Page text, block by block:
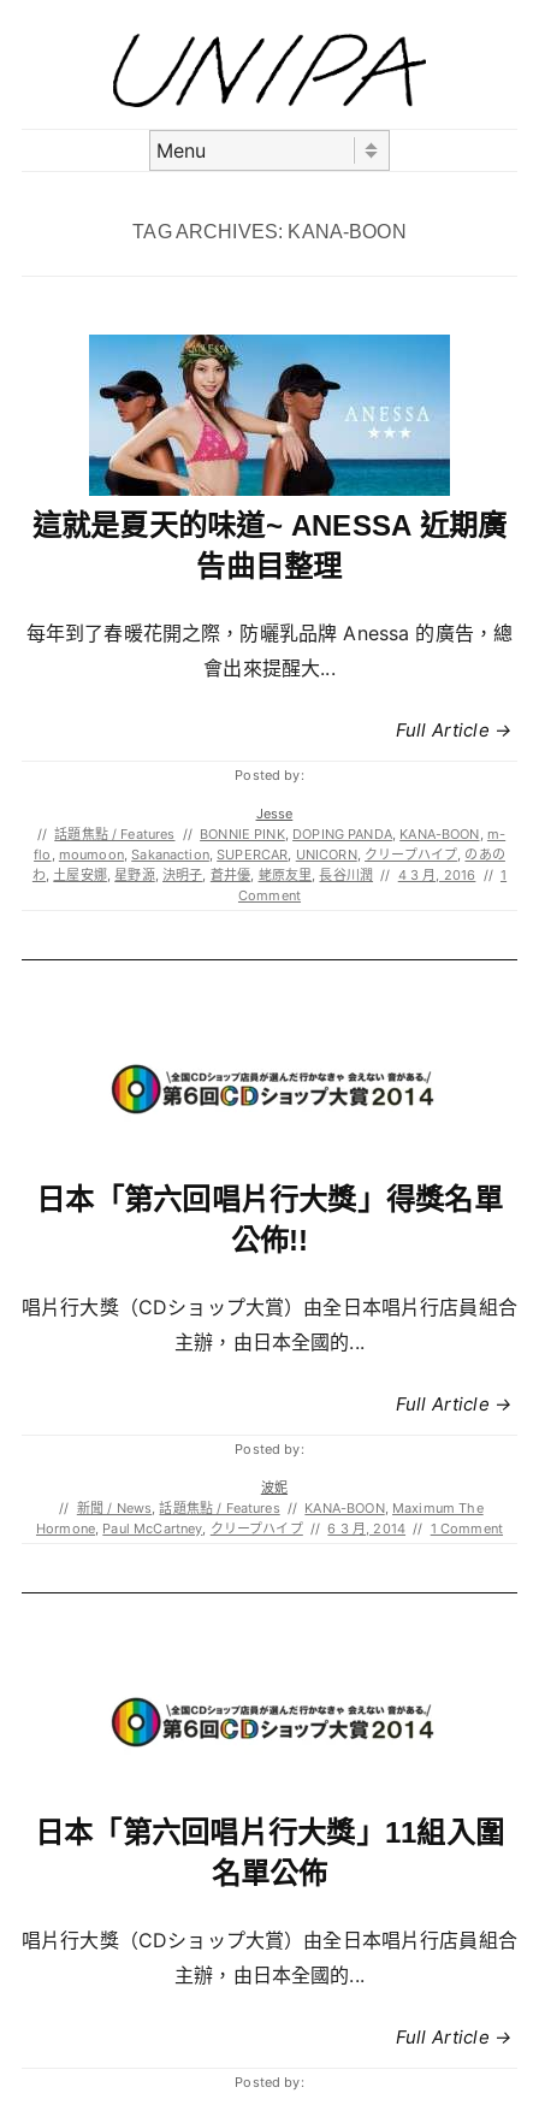
TAG ARCHIVES: KANA-BOON
這就是夏天的味道~ ANESSA 近期廣
告曲目整理
每年到了春暖花開之際，防曬乳品牌 Anessa 的廣告，總
會出來提醒大...
Full Article →
Posted by:
Jesse
// 話題焦點 / Features // BONNIE PINK, DOPING PANDA, KANA-BOON, m-
flo , moumoon,Sakanaction,SUPERCAR, UNICORN, クリープハイプ, のあの
わ, 土屋安娜,星野源,決明子, 蒼井優, 蛯原友里,長谷川潤 // 4 3 月, 2016 // 1
Comment
日本「第六回唱片行大獎」得獎名單
公佈!!
唱片行大獎（CDショップ大賞）由全日本唱片行店員組合
主辦，由日本全國的...
Full Article →
Posted by:
波妮
// 新聞 / News,話題焦點 / Features // KANA-BOON, Maximum The
Hormone, Paul McCartney, クリープハイプ // 6 3 月, 2014 // 1 Comment
日本「第六回唱片行大獎」11組入圍
名單公佈
唱片行大獎（CDショップ大賞）由全日本唱片行店員組合
主辦，由日本全國的...
Full Article →
Posted by: